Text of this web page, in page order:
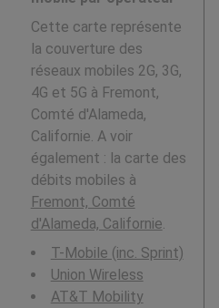
Cette carte représente
la couverture des
réseaux mobiles 2G, 3G,
4G et 5G à Fremont,
Comté d'Alameda,
Californie. A voir
également : la carte des
débits mobiles à
Fremont, Comté
d'Alameda, Californie
T-Mobile (inc. Sprint)
Union Wireless
AT&T Mobility